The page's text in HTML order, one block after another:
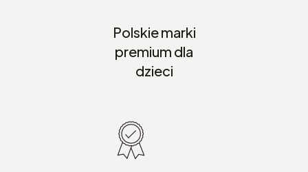
Polskie marki
premium dla
dzieci